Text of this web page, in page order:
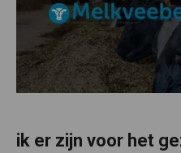
ik er zijn voor het